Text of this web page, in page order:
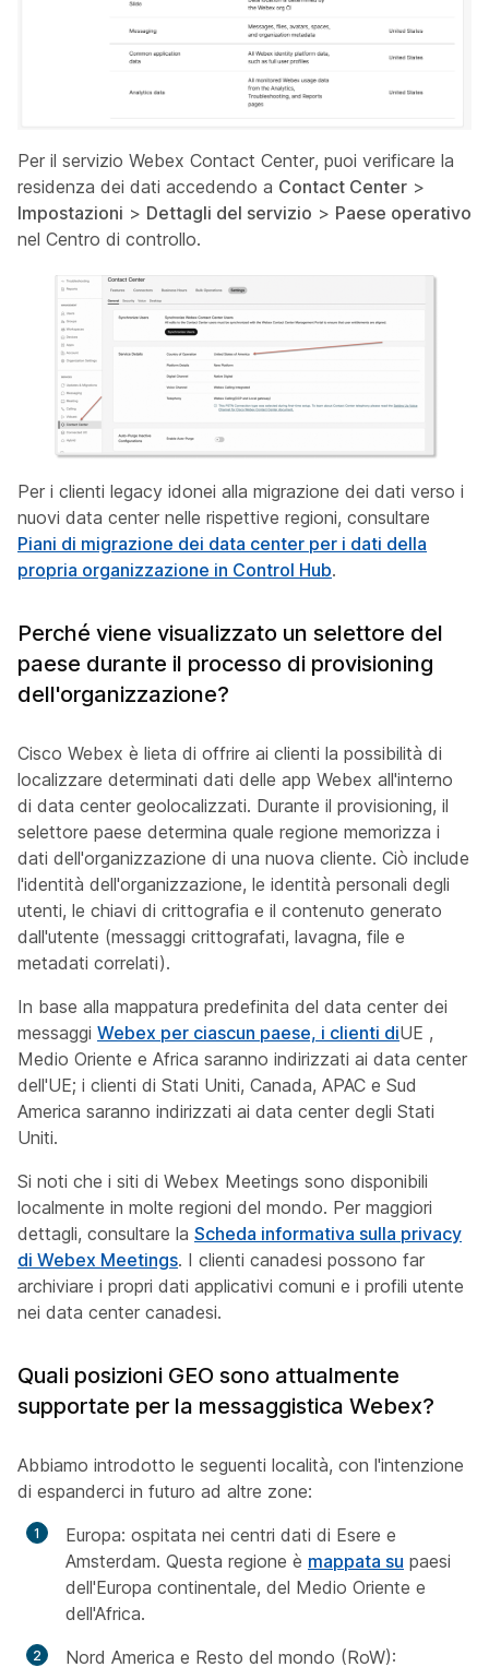
Per il servizio Webex Contact Center, puoi verificare la
residenza dei dati accedendo a Contact Center >
Impostazioni > Dettagli del servizio > Paese operativo
nel Centro di controllo.
Per i clienti legacy idonei alla migrazione dei dati verso i
nuovi data center nelle rispettive regioni, consultare
Piani di migrazione dei data center per i dati della
propria organizzazione in Control Hub.
Perché viene visualizzato un selettore del
paese durante il processo di provisioning
dell'organizzazione?
Cisco Webex è lieta di offrire ai clienti la possibilità di
localizzare determinati dati delle app Webex all'interno
di data center geolocalizzati. Durante il provisioning, il
selettore paese determina quale regione memorizza i
dati dell'organizzazione di una nuova cliente. Ciò include
l'identità dell'organizzazione, le identità personali degli
utenti, le chiavi di crittografia e il contenuto generato
dall'utente (messaggi crittografati, lavagna, file e
metadati correlati).
In base alla mappatura predefinita del data center dei
messaggi Webex per ciascun paese, i clienti diUE ,
Medio Oriente e Africa saranno indirizzati ai data center
dell'UE; i clienti di Stati Uniti, Canada, APAC e Sud
America saranno indirizzati ai data center degli Stati
Uniti.
Si noti che i siti di Webex Meetings sono disponibili
localmente in molte regioni del mondo. Per maggiori
dettagli, consultare la Scheda informativa sulla privacy
di Webex Meetings. I clienti canadesi possono far
archiviare i propri dati applicativi comuni e i profili utente
nei data center canadesi.
Quali posizioni GEO sono attualmente
supportate per la messaggistica Webex?
Abbiamo introdotto le seguenti località, con l'intenzione
di espanderci in futuro ad altre zone:
Europa: ospitata nei centri dati di Esere e
Amsterdam. Questa regione è mappata su paesi
dell'Europa continentale, del Medio Oriente e
dell'Africa.
Nord America e Resto del mondo (RoW):